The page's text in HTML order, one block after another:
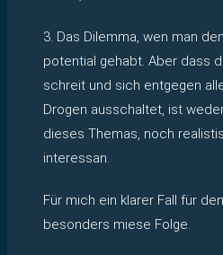
3. Das Dilemma, wen man
potential gehabt. Aber dass
schreit und sich entgegen
Drogen ausschaltet, ist
dieses Themas, noch
interessan.
Für mich ein klarer Fall für den
besonders miese Folge.